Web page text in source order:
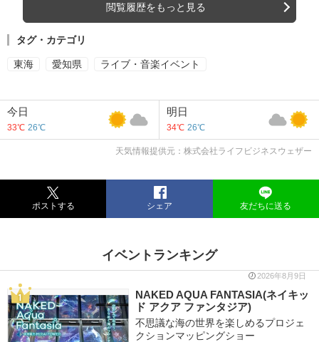
閲覧履歴をもっと見る
タグ・カテゴリ
東海 愛知県 ライブ・音楽イベント
今日
33℃ 26℃
明日
34℃ 26℃
天気情報提供元：株式会社ライフビジネスウェザー
ポストする シェア 友だちに送る
イベントランキング
2026年8月9日
NAKED AQUA FANTASIA(ネイキッ
ド アクア ファンタジア)
不思議な海の世界を楽しめるプロジェ
クションマッピングショー